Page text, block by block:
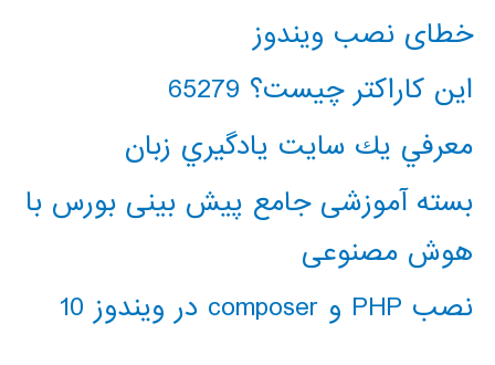
خطای نصب ویندوز
این کاراکتر چیست؟ 65279
معرفي يك سايت يادگيري زبان
بسته آموزشی جامع پیش بینی بورس با
هوش مصنوعی
نصب PHP و composer در ویندوز 10